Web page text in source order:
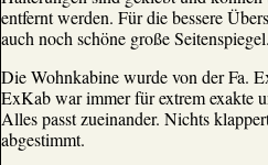
entfernt werden. Für die bessere
auch noch schöne große Seitenspiegel.
Die Wohnkabine wurde von der Fa.
ExKab war immer für extrem exakte
Alles passt zueinander. Nichts
abgestimmt.